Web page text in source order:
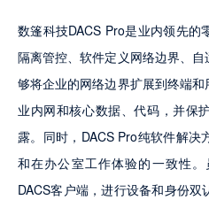
数篷科技DACS Pro是业内领先
隔离管控、软件定义网络边界、
够将企业的网络边界扩展到终端
业内网和核心数据、代码，并保
露。同时，DACS Pro纯软件解
和在办公室工作体验的一致性
DACS客户端，进行设备和身份